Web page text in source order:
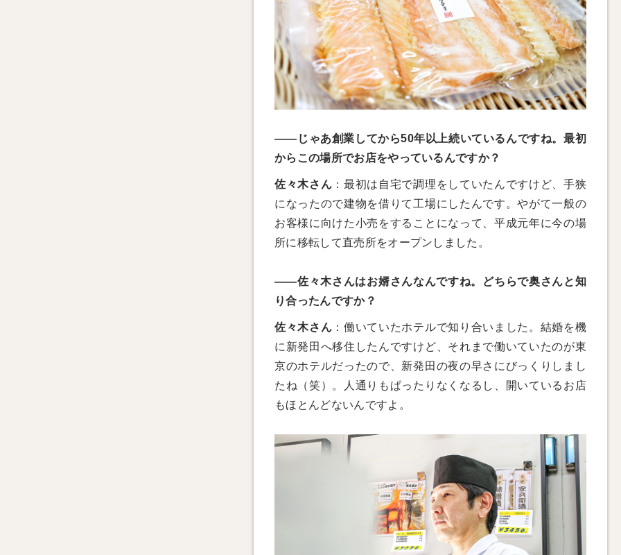
——じゃあ創業してから50年以上続いているんですね。最初
からこの場所でお店をやっているんですか？
佐々木さん ：最初は自宅で調理をしていたんですけど、手狭
になったので建物を借りて工場にしたんです。やがて一般の
お客様に向けた小売をすることになって、平成元年に今の場
所に移転して直売所をオープンしました。
——佐々木さんはお婿さんなんですね。どちらで奥さんと知
り合ったんですか？
佐々木さん ：働いていたホテルで知り合いました。結婚を機
に新発田へ移住したんですけど、それまで働いていたのが東
京のホテルだったので、新発田の夜の早さにびっくりしまし
たね（笑）。人通りもぱったりなくなるし、開いているお店
もほとんどないんですよ。